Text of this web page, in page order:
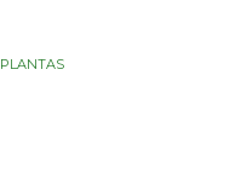
PLANTAS